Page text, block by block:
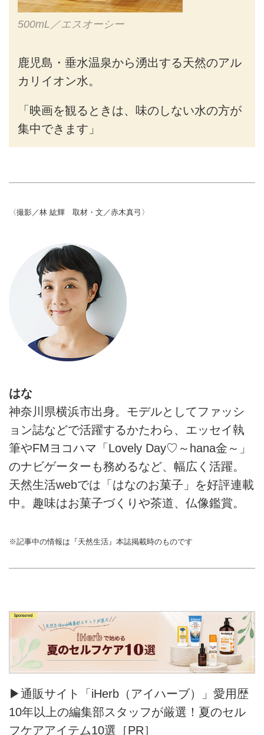
500mL／エスオーシー
鹿児島・垂水温泉から湧出する天然のアル
カリイオン水。
「映画を観るときは、味のしない水の方が
集中できます」
〈撮影／林 紘輝 取材・文／赤木真弓〉
はな
神奈川県横浜市出身。モデルとしてファッシ
ョン誌などで活躍するかたわら、エッセイ執
筆やFMヨコハマ「Lovely Day♡～hana金～」
のナビゲーターも務めるなど、幅広く活躍。
天然生活webでは「はなのお菓子」を好評連載
中。趣味はお菓子づくりや茶道、仏像鑑賞。
※記事中の情報は『天然生活』本誌掲載時のものです
▶通販サイト「iHerb（アイハーブ）」愛用歴
10年以上の編集部スタッフが厳選！夏のセル
フケアアイテム10選［PR］